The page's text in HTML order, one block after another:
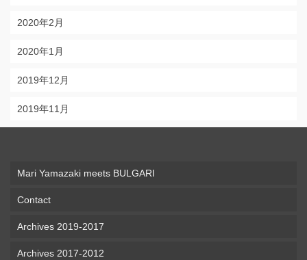
2020年2月
2020年1月
2019年12月
2019年11月
Mari Yamazaki meets BULGARI
Contact
Archives 2019-2017
Archives 2017-2012